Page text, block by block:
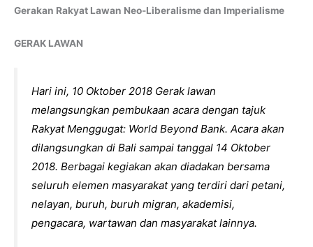
Gerakan Rakyat Lawan Neo-Liberalisme dan Imperialisme
GERAK LAWAN
Hari ini, 10 Oktober 2018 Gerak lawan
melangsungkan pembukaan acara dengan tajuk
Rakyat Menggugat: World Beyond Bank. Acara akan
dilangsungkan di Bali sampai tanggal 14 Oktober
2018. Berbagai kegiakan akan diadakan bersama
seluruh elemen masyarakat yang terdiri dari petani,
nelayan, buruh, buruh migran, akademisi,
pengacara, wartawan dan masyarakat lainnya.